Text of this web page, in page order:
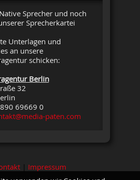
Sprecher und noch
Sprecherkartei
Unterlagen und
an unsere
schicken:
Berlin
32
69669 0
paten.com
| Impressum